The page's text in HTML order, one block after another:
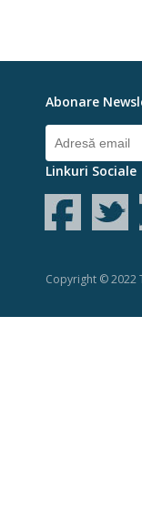
Abonare
Linkuri Sociale
Copyright © 2022